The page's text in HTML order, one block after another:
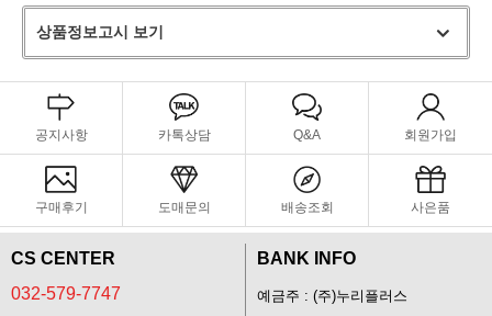
상품정보고시 보기
공지사항 카톡상담 Q&A 회원가입
구매후기 도매문의 배송조회 사은품
CS CENTER
032-579-7747
BANK INFO
예금주 : (주)누리플러스